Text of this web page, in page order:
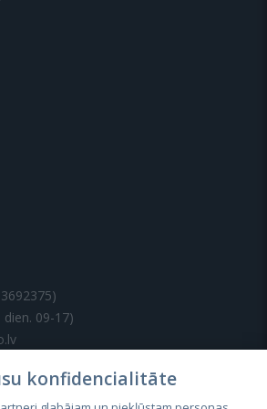
dien. 09-17)
konfidencialitāte